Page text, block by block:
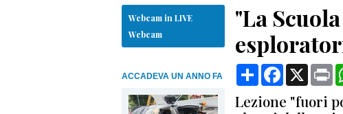
Webcam in LIVE
Webcam
ACCADEVA UN ANNO FA
"La
CondividiFacebook
X
Lezione "fuori